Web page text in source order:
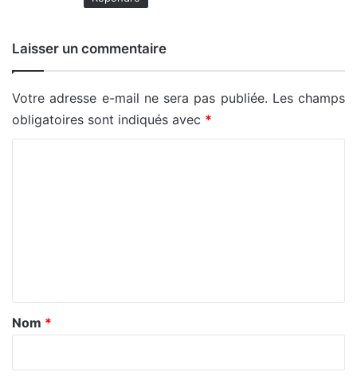
Laisser un commentaire
Votre adresse e-mail ne sera pas publiée. Les champs
obligatoires sont indiqués avec *
a
Nom *